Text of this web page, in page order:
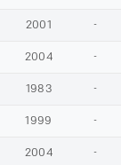
2001 -
2004 -
1983 -
1999 -
2004 -